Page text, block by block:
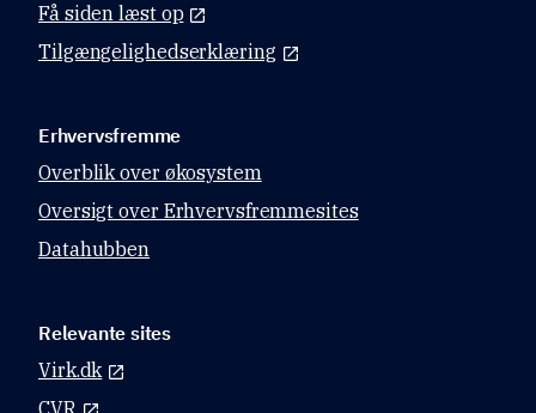
Få siden læst op
Tilgængelighedserklæring
Erhvervsfremme
Overblik over økosystem
Oversigt over Erhvervsfremmesites
Datahubben
Relevante sites
Virk.dk
CVR